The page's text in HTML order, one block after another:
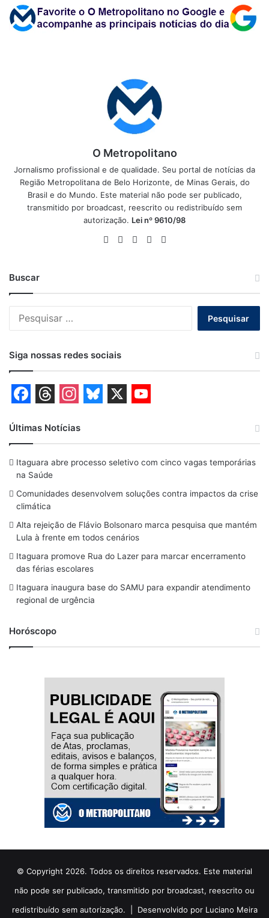
O Metropolitano
Jornalismo profissional e de qualidade. Seu portal de notícias da
Região Metropolitana de Belo Horizonte, de Minas Gerais, do
Brasil e do Mundo. Este material não pode ser publicado,
transmitido por broadcast, reescrito ou redistribuído sem
autorização. Lei nº 9610/98
WebsiteFacebook
X YouTube
Buscar
Siga nossas redes sociais
a
c
e
b
o
o
k
h
r
e
a
d
s
n
s
t
a
r
a
m
u
e
s
y
u
T
u
e
Últimas Notícias
Itaguara abre processo seletivo com cinco vagas temporárias
na Saúde
Comunidades desenvolvem soluções contra impactos da crise
climática
Alta rejeição de Flávio Bolsonaro marca pesquisa que mantém
Lula à frente em todos cenários
Itaguara promove Rua do Lazer para marcar encerramento
das férias escolares
Itaguara inaugura base do SAMU para expandir atendimento
regional de urgência
Horóscopo
© Copyright 2026. Todos os direitos reservados. Este material
não pode ser publicado, transmitido por broadcast, reescrito ou
redistribuído sem autorização. | Desenvolvido por Luciano Meira